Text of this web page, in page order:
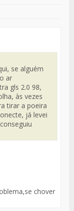
se alguém
ar
gls 2.0 98,
às vezes
tirar a poeira
já levei
chover